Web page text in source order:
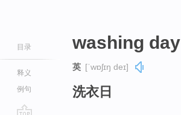
目录
释义
例句
washing day
英 [ˈwɒʃɪŋ deɪ]
洗衣日